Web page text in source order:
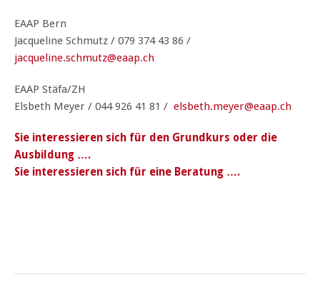
EAAP Bern
Jacqueline Schmutz / 079 374 43 86 /
jacqueline.schmutz@eaap.ch
EAAP Stäfa/ZH
Elsbeth Meyer / 044 926 41 81 / elsbeth.meyer@eaap.ch
Sie interessieren sich für den Grundkurs oder die
Ausbildung ….
Sie interessieren sich für eine Beratung ….